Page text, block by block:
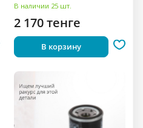
В наличии 25 шт.
2 170 тенге
В корзину